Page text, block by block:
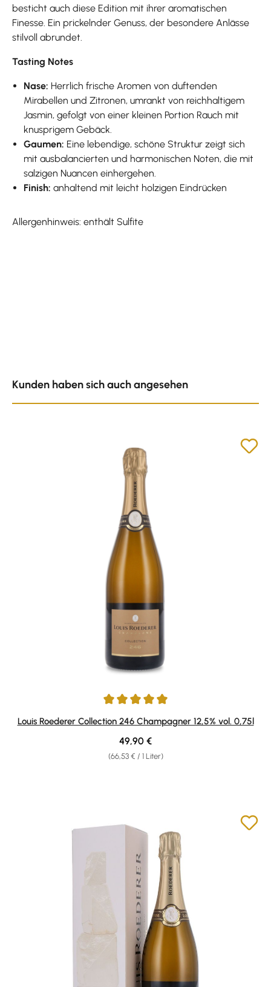
besticht auch diese Edition mit ihrer aromatischen
Finesse. Ein prickelnder Genuss, der besondere Anlässe
stilvoll abrundet.
Tasting Notes
Nase: Herrlich frische Aromen von duftenden
Mirabellen und Zitronen, umrankt von reichhaltigem
Jasmin, gefolgt von einer kleinen Portion Rauch mit
knusprigem Gebäck.
Gaumen: Eine lebendige, schöne Struktur zeigt sich
mit ausbalancierten und harmonischen Noten, die mit
salzigen Nuancen einhergehen.
Finish: anhaltend mit leicht holzigen Eindrücken
Allergenhinweis: enthält Sulfite
Kunden haben sich auch angesehen
Durchschnittliche Bewertung von 5 von 5 Sternen
Louis Roederer Collection 246 Champagner 12,5% vol. 0,75l
(66,53 € / 1 Liter)
Regulärer Preis:
49,90 €